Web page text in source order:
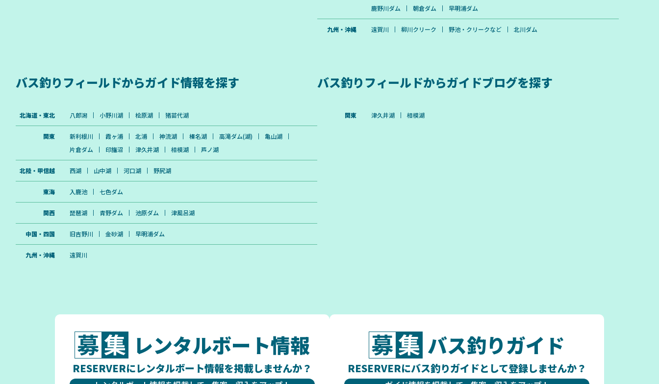
鹿野川ダム
朝倉ダム 早明浦ダム
九州・沖縄 遠賀川 柳川クリーク 野池・クリークなど 北川ダム
バス釣りフィールドからガイド情報を探す
北海道・東北 八郎潟 小野川湖 桧原湖 猪苗代湖
関東 新利根川 霞ヶ浦 北浦 神流湖 榛名湖 高滝ダム(湖)
亀山湖
片倉ダム
印旛沼 津久井湖 相模湖 芦ノ湖
北陸・甲信越 西湖 山中湖 河口湖 野尻湖
東海 入鹿池 七色ダム
関西 琵琶湖 青野ダム 池原ダム 津風呂湖
中国・四国 旧吉野川 金砂湖 早明浦ダム
九州・沖縄 遠賀川
バス釣りフィールドからガイドブログを探す
関東 津久井湖 相模湖
レンタルボート情報
RESERVERにレンタルボート情報を掲載しませんか？
バス釣りガイド
RESERVERにバス釣りガイドとして登録しませんか？